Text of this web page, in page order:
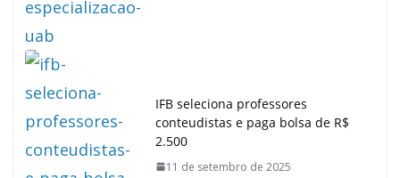
IFB seleciona professores
conteudistas e paga bolsa de R$
2.500
11 de setembro de 2025